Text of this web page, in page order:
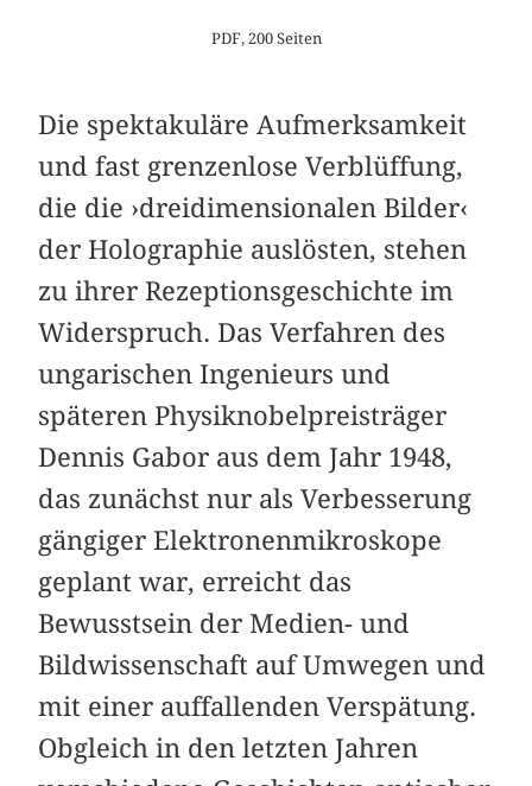
PDF, 200 Seiten
Die spektakuläre Aufmerksamkeit
und fast grenzenlose Verblüffung,
die die ›dreidimensionalen Bilder‹
der Holographie auslösten, stehen
zu ihrer Rezeptionsgeschichte im
Widerspruch. Das Verfahren des
ungarischen Ingenieurs und
späteren Physiknobelpreisträger
Dennis Gabor aus dem Jahr 1948,
das zunächst nur als Verbesserung
gängiger Elektronenmikroskope
geplant war, erreicht das
Bewusstsein der Medien- und
Bildwissenschaft auf Umwegen und
mit einer auffallenden Verspätung.
Obgleich in den letzten Jahren